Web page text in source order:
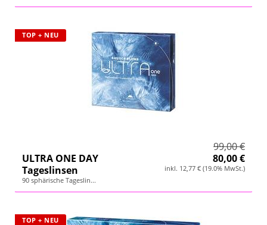
TOP + NEU
99,00 €
ULTRA ONE DAY
Tageslinsen
90 sphärische Tageslin...
80,00 €
inkl. 12,77 € (19.0% MwSt.)
TOP + NEU